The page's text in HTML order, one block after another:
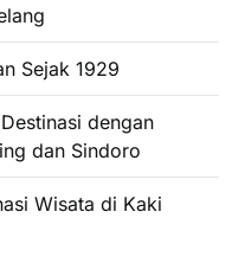
Sejak 1929
dengan
dan Sindoro
Wisata di Kaki